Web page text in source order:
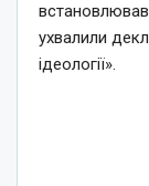
встановлював
ухвалили
ідеології».